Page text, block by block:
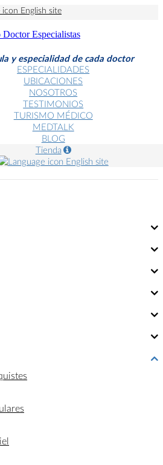
English site
y especialidad de cada doctor
ESPECIALIDADES
UBICACIONES
NOSOTROS
TESTIMONIOS
TURISMO MÉDICO
MEDTALK
BLOG
Tienda
English site